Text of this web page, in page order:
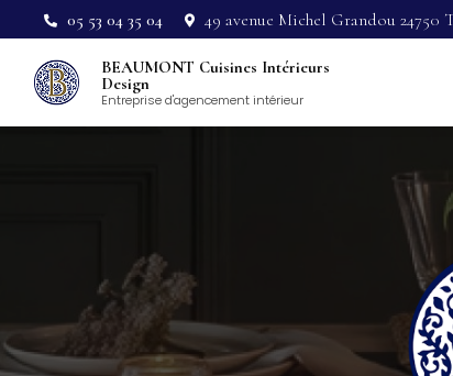
au
contenu
principal
05 53 04 35 04 49 avenue Michel Grandou 24750
BEAUMONT Cuisines Intérieurs
Design
Entreprise d'agencement intérieur